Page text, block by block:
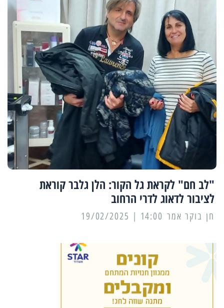
"לב חם" לקראת גל הקור: הלן גלבר קוראת
לציבור לדאוג לדרי הרחוב
14:00 | 19/02/2025